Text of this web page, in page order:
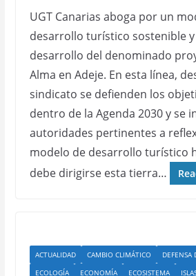
UGT Canarias aboga por un
desarrollo turístico sostenible y
desarrollo del denominado
Alma en Adeje. En esta línea,
sindicato se defienden los
dentro de la Agenda 2030 y se
autoridades pertinentes a
modelo de desarrollo turístico
debe dirigirse esta tierra…
ACTUALIDAD CAMBIO CLIMÁTICO
DEFENSA
ECOLOGÍA
ECONOMÍA ECOSISTEMA